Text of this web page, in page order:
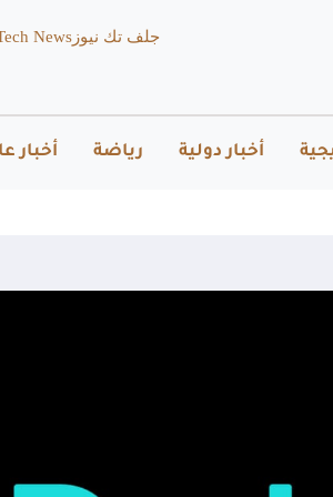
جلف تك نيوز News
أخبار دولية رياضة أخبار